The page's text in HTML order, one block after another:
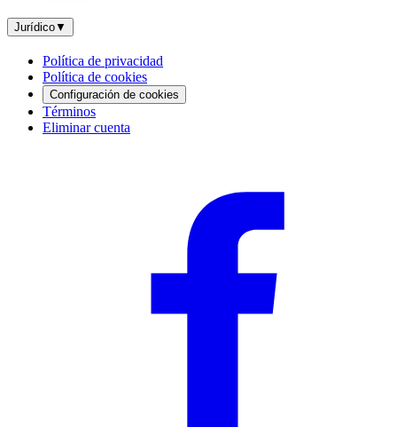
Jurídico▼
Política de privacidad
Política de cookies
Configuración de cookies
Términos
Eliminar cuenta